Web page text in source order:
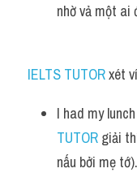
Reading
nhờ vả một ai
IELTS TUTOR xét
I had my
TUTOR giải
nấu bởi mẹ tớ).